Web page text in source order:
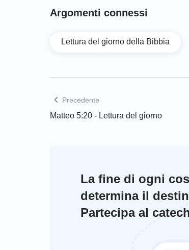
Argomenti connessi
Lettura del giorno della Bibbia
Precedente
Matteo 5:20 - Lettura del giorno
La fine di ogni
determina il
Partecipa al